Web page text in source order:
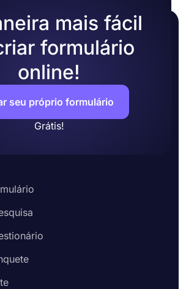
mais fácil
formulário
online!
seu próprio formulário
Grátis!